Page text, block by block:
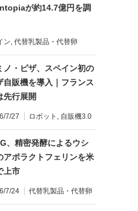
が約14.7億円を調
ン 代替乳製品・代替卵
ノ・ピザ、スペイン初の
自販機を導入｜フランス
先行展開
7/27 ロボット 自販機3.0
、精密発酵によるウシ
アポラクトフェリンを米
上市
7/24 代替乳製品・代替卵